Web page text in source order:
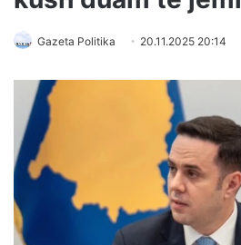
Gazeta Politika 20.11.2025 20:14